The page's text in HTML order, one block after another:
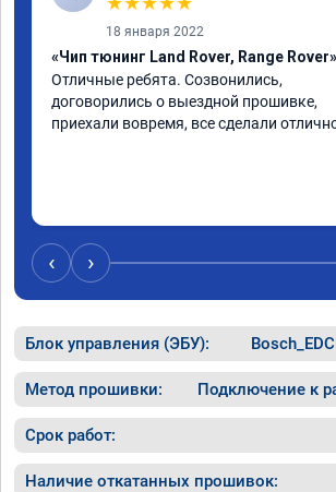
18 января 2022
«Чип тюнинг Land Rover, Range Rover»
Отличные ребята. Созвонились,
договорились о выездной прошивке,
приехали вовремя, все сделали
‹ ›
Блок управления (ЭБУ):
Метод прошивки: Подключение к
Срок работ:
Наличие откатанных прошивок: